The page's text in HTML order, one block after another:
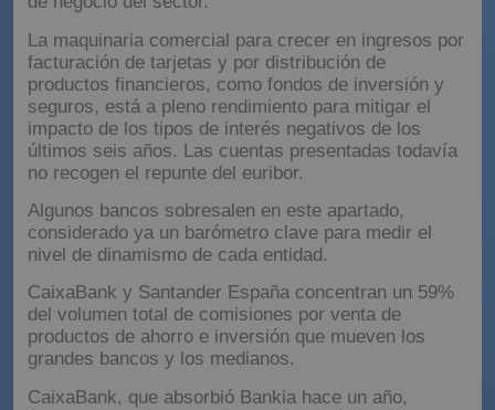
La maquinaria comercial para crecer en ingresos por
facturación de tarjetas y por distribución de
productos financieros, como fondos de inversión y
seguros, está a pleno rendimiento para mitigar el
impacto de los tipos de interés negativos de los
últimos seis años. Las cuentas presentadas todavía
no recogen el repunte del euribor.
Algunos bancos sobresalen en este apartado,
considerado ya un barómetro clave para medir el
nivel de dinamismo de cada entidad.
CaixaBank y Santander España concentran un 59%
del volumen total de comisiones por venta de
productos de ahorro e inversión que mueven los
grandes bancos y los medianos.
CaixaBank, que absorbió Bankia hace un año,